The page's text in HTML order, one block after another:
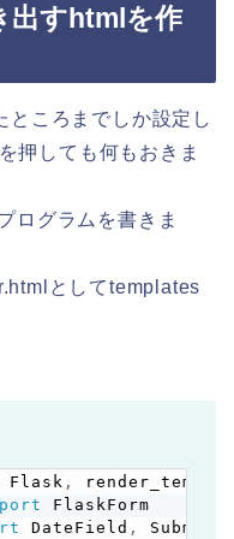
出すhtmlを作
ころまでしか設定し
押しても何もおきま
ログラムを書きま
としてtemplates
Flask ,
DateField ,
Copy